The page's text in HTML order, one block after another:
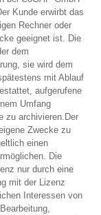
Kunde erwirbt das
Rechner oder
geeignet ist. Die
dem
sie wird dem
mit Ablauf
aufgerufene
Umfang
zu archivieren.Der
Zwecke zu
einen
Die
nur durch eine
mit der Lizenz
Interessen von